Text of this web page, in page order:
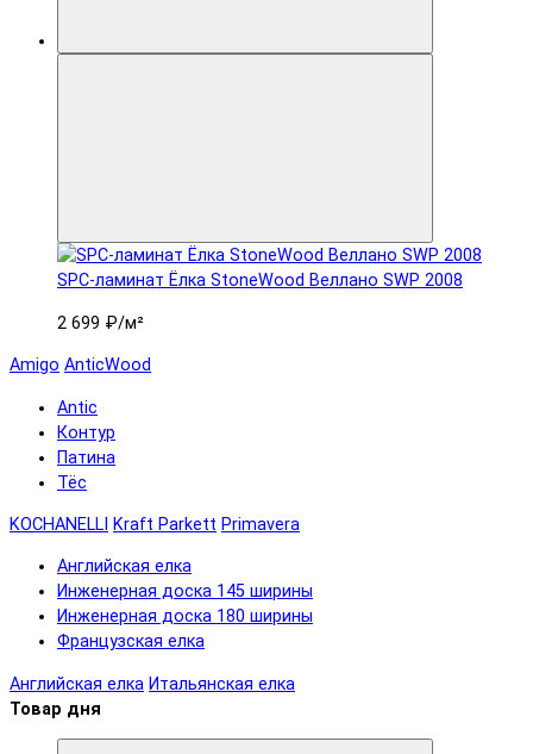
SPC-ламинат Ëлка StoneWood Веллано SWP 2008
2 699 ₽/м²
Amigo AnticWood
Antic
Контур
Патина
Тёс
KOCHANELLI Kraft Parkett Primavera
Английская елка
Инженерная доска 145 ширины
Инженерная доска 180 ширины
Французская елка
Английская елка Итальянская елка
Товар дня